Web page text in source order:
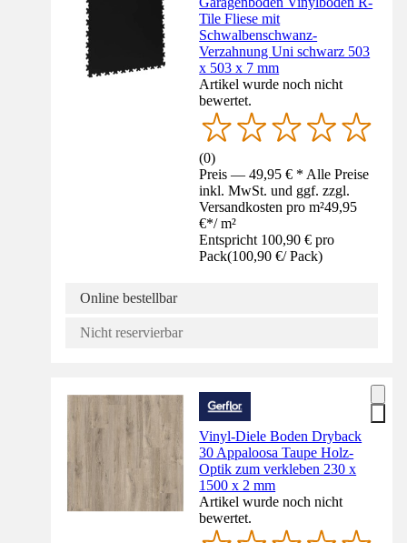
Tile Fliese mit
Schwalbenschwanz-
Verzahnung Uni schwarz 503
x 503 x 7 mm
Artikel wurde noch nicht
bewertet.
(0)
Preis — 49,95 € * Alle Preise
inkl. MwSt. und ggf. zzgl.
Versandkosten pro m²49,95
€*/ m²
Entspricht 100,90 € pro
Pack(100,90 €/ Pack)
Online bestellbar
Nicht reservierbar
Vinyl-Diele Boden Dryback
30 Appaloosa Taupe Holz-
Optik zum verkleben 230 x
1500 x 2 mm
Artikel wurde noch nicht
bewertet.